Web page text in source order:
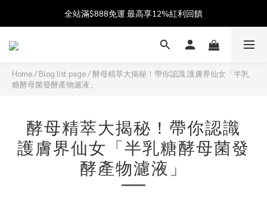
加入會員送$100購物金  加入LINE社群享優惠價
全站滿$888免運 最高享12%紅利回饋
Home/Blog list page/酵母精萃大揭秘！帶你認識 護膚界仙女「半乳
糖酵母菌發酵產物濾液」
酵母精萃大揭秘！帶你認識
護膚界仙女「半乳糖酵母菌發
酵產物濾液」